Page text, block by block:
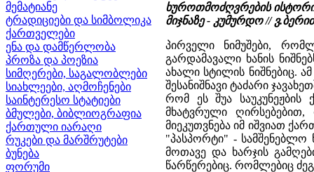
მემატიანე
ტრადიციები და სიმბოლიკა
ქართველები
ენა და დამწერლობა
პროზა და პოეზია
სიმღერები, საგალობლები
სიახლეები, აღმოჩენები
საინტერესო სტატიები
ბმულები, ბიბლიოგრაფია
ქართული იარაღი
რუკები და მარშრუტები
ბუნება
ფორუმი
ხუროთმოძღვრების
მიჯნაზე - კუმურდო //
პირველი ნიმუშები,
გარდამავალი ხანის
ახალი სტილის ნიშნებიც.
შესანიშნავი ტაძარი
რომ ეს შუა
მხატვრული
მიეკუთვნება იმ იშვიათ
"პასპორტი" - სამშენებლო
მოთავე და ხარჯის
წარწერებიც. რომლებიც